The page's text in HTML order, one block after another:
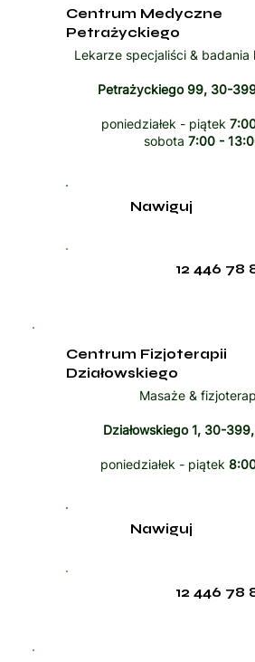
Centrum Medyczne
Petrażyckiego
Lekarze specjaliści & badania
Petrażyckiego 99, 30-
poniedziałek - piątek
sobota 7:00 -
12 446 78
Nawiguj
Centrum Fizjoterapii
Działowskiego
Masaże &
Działowskiego 1, 30-
poniedziałek - piątek
12 446 78
Nawiguj